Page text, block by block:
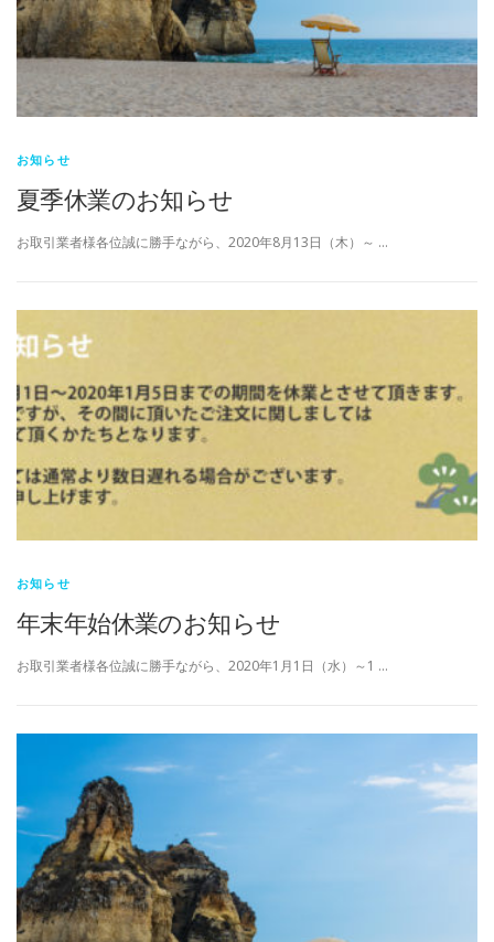
お知らせ
夏季休業のお知らせ
お取引業者様各位誠に勝手ながら、2020年8月13日（木）～ …
お知らせ
年末年始休業のお知らせ
お取引業者様各位誠に勝手ながら、2020年1月1日（水）～1 …